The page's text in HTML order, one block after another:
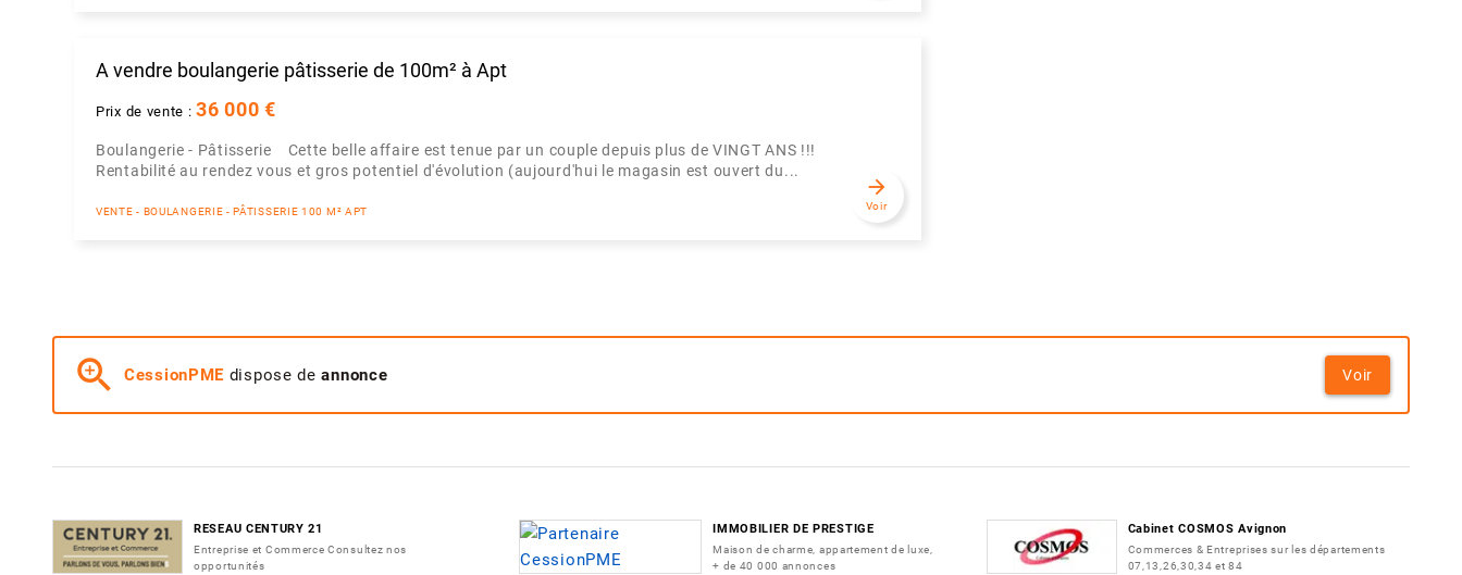
A vendre boulangerie pâtisserie de 100m² à Apt
Prix de vente :36 000 €
Boulangerie - Pâtisserie Cette belle affaire est tenue par un couple depuis plus de VINGT ANS !!!
Rentabilité au rendez vous et gros potentiel d'évolution (aujourd'hui le magasin est ouvert du...
VENTE - BOULANGERIE - PÂTISSERIE 100 M² APT
arrow_forward
Voir
zoom_in CessionPME dispose deannonce Voir
RESEAU CENTURY 21
Entreprise et Commerce Consultez nos
opportunités
IMMOBILIER DE PRESTIGE
Maison de charme, appartement de luxe,
+ de 40 000 annonces
Cabinet COSMOS Avignon
Commerces & Entreprises sur les départements
07,13,26,30,34 et 84